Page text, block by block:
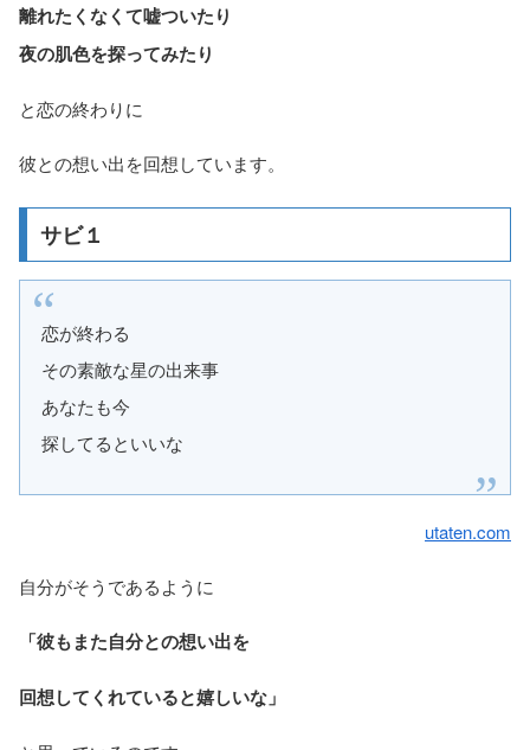
離れたくなくて嘘ついたり
夜の肌色を探ってみたり
と恋の終わりに
彼との想い出を回想しています。
サビ１
恋が終わる
その素敵な星の出来事
あなたも今
探してるといいな
utaten.com
自分がそうであるように
「彼もまた自分との想い出を
回想してくれていると嬉しいな」